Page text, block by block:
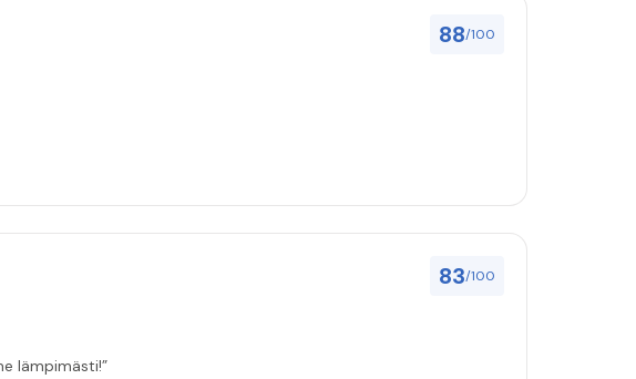
88/100
83/100
lämpimästi!”